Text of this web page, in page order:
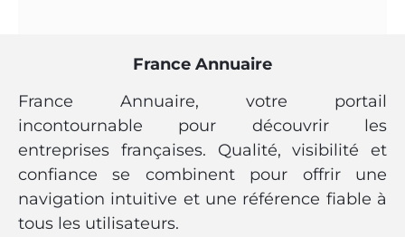
France Annuaire
France Annuaire, votre portail
incontournable pour découvrir les
entreprises françaises. Qualité, visibilité et
confiance se combinent pour offrir une
navigation intuitive et une référence fiable à
tous les utilisateurs.